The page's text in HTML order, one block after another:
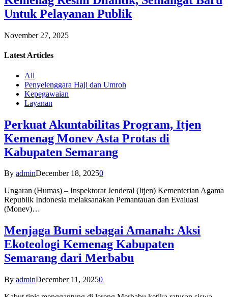
Untuk Pelayanan Publik
November 27, 2025
Latest Articles
All
Penyelenggara Haji dan Umroh
Kepegawaian
Layanan
Perkuat Akuntabilitas Program, Itjen
Kemenag Monev Asta Protas di
Kabupaten Semarang
By adminDecember 18, 20250
Ungaran (Humas) – Inspektorat Jenderal (Itjen) Kementerian Agama
Republik Indonesia melaksanakan Pemantauan dan Evaluasi
(Monev)…
Menjaga Bumi sebagai Amanah: Aksi
Ekoteologi Kemenag Kabupaten
Semarang dari Merbabu
By adminDecember 11, 20250